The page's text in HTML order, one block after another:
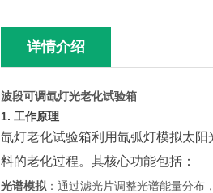
详情介绍
波段可调氙灯光老化试验箱
1. 工作原理
氙灯老化试验箱利用氙弧灯模拟太
料的老化过程。其核心功能包括：
光谱模拟：通过滤光片调整光谱能量分布